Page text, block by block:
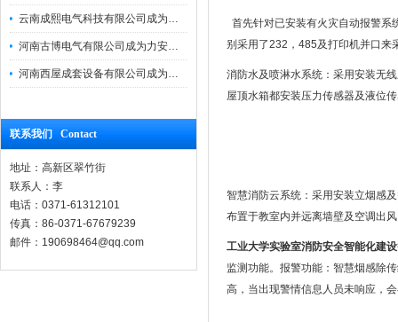
云南成熙电气科技有限公司成为力安电易云战略合作伙伴，共创智能配电新未来
河南古博电气有限公司成为力安电易云战略合作伙伴，共创智能配电新未来！
河南西屋成套设备有限公司成为力安电易云战略合作伙伴，共创智能配电新未来
联系我们 Contact
地址：高新区翠竹街
联系人：李
电话：0371-61312101
传真：86-0371-67679239
邮件：190698464@qq.com
首先针对已安装有火灾自动报警系
别采用了232，485及打印机并口
消防水及喷淋水系统：采用安装无
屋顶水箱都安装压力传感器及液位
智慧消防云系统：采用安装立烟感
布置于教室内并远离墙壁及空调出
工业大学实验室消防安全智能化建
监测功能。报警功能：智慧烟感除
高，当出现警情信息人员未响应，